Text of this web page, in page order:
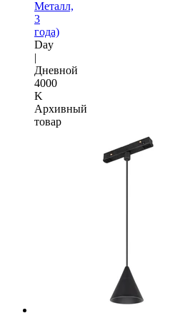
Металл,
3
года)
Day
|
Дневной
4000
K
Архивный
товар